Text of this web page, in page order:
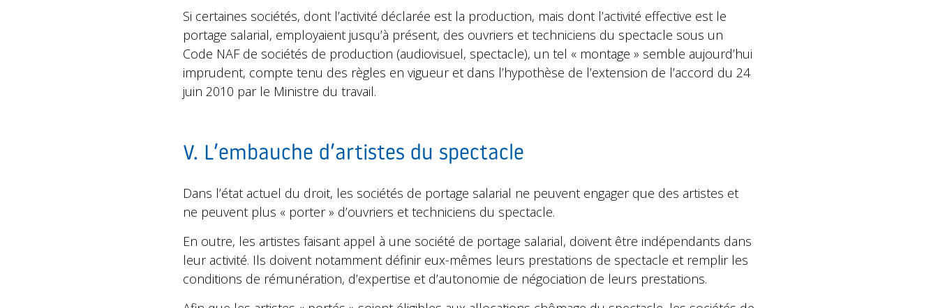
Si certaines sociétés, dont l’activité déclarée est la production, mais dont l’activité effective est le
portage salarial, employaient jusqu’à présent, des ouvriers et techniciens du spectacle sous un
Code NAF de sociétés de production (audiovisuel, spectacle), un tel « montage » semble aujourd’hui
imprudent, compte tenu des règles en vigueur et dans l’hypothèse de l’extension de l’accord du 24
juin 2010 par le Ministre du travail.
V. L’embauche d’artistes du spectacle
Dans l’état actuel du droit, les sociétés de portage salarial ne peuvent engager que des artistes et
ne peuvent plus « porter » d’ouvriers et techniciens du spectacle.
En outre, les artistes faisant appel à une société de portage salarial, doivent être indépendants dans
leur activité. Ils doivent notamment définir eux-mêmes leurs prestations de spectacle et remplir les
conditions de rémunération, d’expertise et d’autonomie de négociation de leurs prestations.